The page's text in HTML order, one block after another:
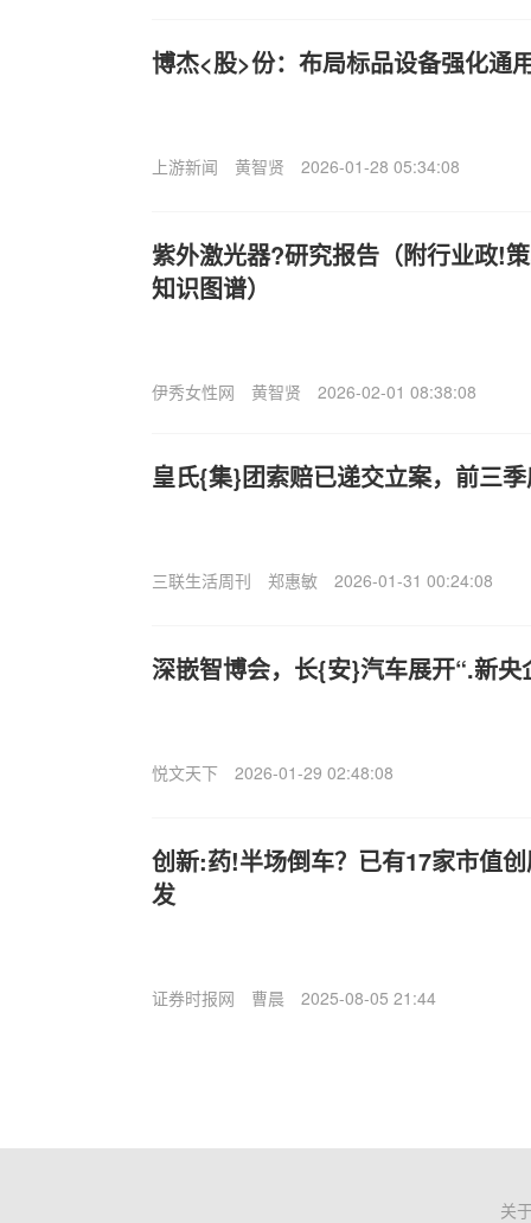
博杰<股>份：布局标品设备强化通
上游新闻 黄智贤 2026-01-28 05:34:08
紫外激光器?研究报告（附行业政!
知识图谱）
伊秀女性网 黄智贤 2026-02-01 08:38:08
皇氏{集}团索赔已递交立案，前三
三联生活周刊 郑惠敏 2026-01-31 00:24:08
深嵌智博会，长{安}汽车展开“.新央
悦文天下 2026-01-29 02:48:08
创新:药!半场倒车？已有17家市值
发
证券时报网 曹晨 2025-08-05 21:44
关